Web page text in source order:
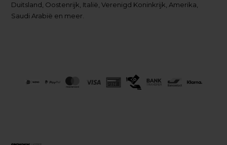
Duitsland, Oostenrijk, Italië, Verenigd Koninkrijk, Amerika,
Saudi Arabië en meer.